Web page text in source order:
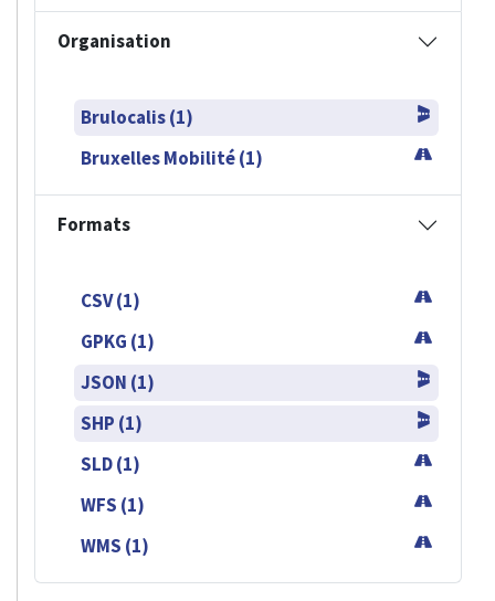
Organisation
Brulocalis (1)
Bruxelles Mobilité (1)
Formats
CSV (1)
GPKG (1)
JSON (1)
SHP (1)
SLD (1)
WFS (1)
WMS (1)